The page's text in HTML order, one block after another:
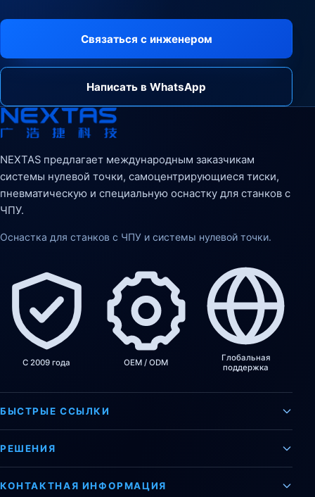
Связаться с инженером
Написать в WhatsApp
NEXTAS предлагает международным заказчикам
системы нулевой точки, самоцентрирующиеся тиски,
пневматическую и специальную оснастку для станков с
ЧПУ.
Оснастка для станков с ЧПУ и системы нулевой точки.
С 2009 года OEM / ODM
Глобальная
поддержка
БЫСТРЫЕ ССЫЛКИ
РЕШЕНИЯ
КОНТАКТНАЯ ИНФОРМАЦИЯ